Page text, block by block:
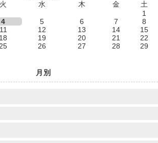
火 水 木 金
土
1
4 5 6 7
8
11 12 13 14
15
18 19 20 21
22
25 26 27 28
29
月別